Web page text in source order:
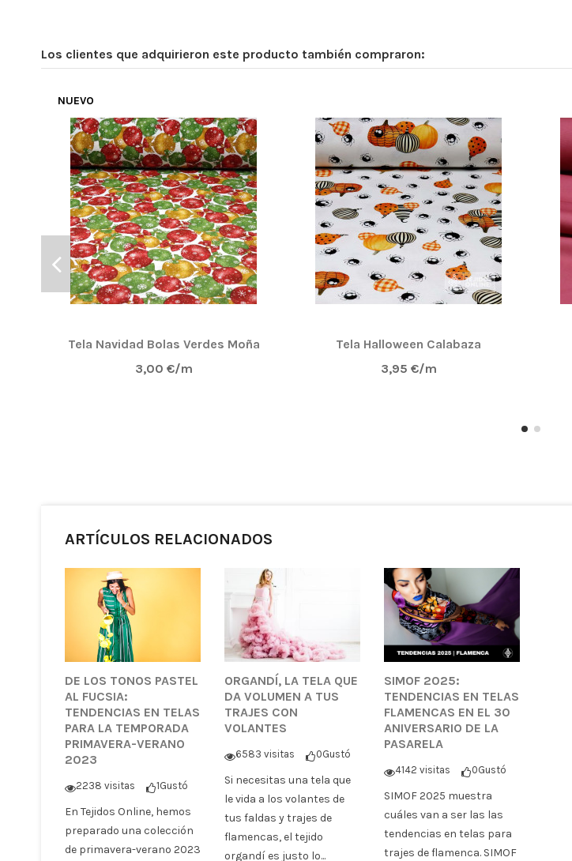
Los clientes que adquirieron este producto también compraron:
NUEVO
Tela Navidad Bolas Verdes Moña
3,00 €/m
Tela Halloween Calabaza
3,95 €/m
ARTÍCULOS RELACIONADOS
DE LOS TONOS PASTEL
AL FUCSIA:
TENDENCIAS EN TELAS
PARA LA TEMPORADA
PRIMAVERA-VERANO
2023
2238 visitas 1Gustó
En Tejidos Online, hemos
preparado una colección
de primavera-verano 2023
ORGANDÍ, LA TELA QUE
DA VOLUMEN A TUS
TRAJES CON
VOLANTES
6583 visitas 0Gustó
Si necesitas una tela que
le vida a los volantes de
tus faldas y trajes de
flamencas, el tejido
organdí es justo lo...
SIMOF 2025:
TENDENCIAS EN TELAS
FLAMENCAS EN EL 30
ANIVERSARIO DE LA
PASARELA
4142 visitas 0Gustó
SIMOF 2025 muestra
cuáles van a ser las las
tendencias en telas para
trajes de flamenca. SIMOF